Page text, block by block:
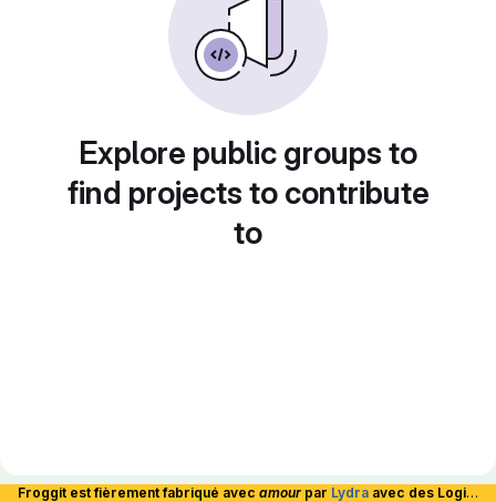
Explore public groups to
find projects to contribute
to
Froggit est fièrement fabriqué avec amour par Lydra avec des Logiciels Libres et hébergé en